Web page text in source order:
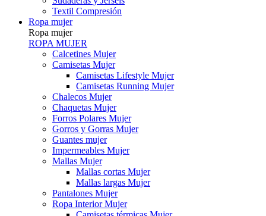
Textil Compresión
Ropa mujer
Ropa mujer
ROPA MUJER
Calcetines Mujer
Camisetas Mujer
Camisetas Lifestyle Mujer
Camisetas Running Mujer
Chalecos Mujer
Chaquetas Mujer
Forros Polares Mujer
Gorros y Gorras Mujer
Guantes mujer
Impermeables Mujer
Mallas Mujer
Mallas cortas Mujer
Mallas largas Mujer
Pantalones Mujer
Ropa Interior Mujer